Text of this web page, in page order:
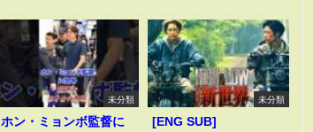
未分類
ホン・ミョンボ監督に
未分類
[ENG SUB]